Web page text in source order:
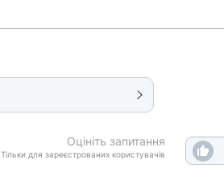
Оцініть запитання
Тільки для зареєстрованих користувачів